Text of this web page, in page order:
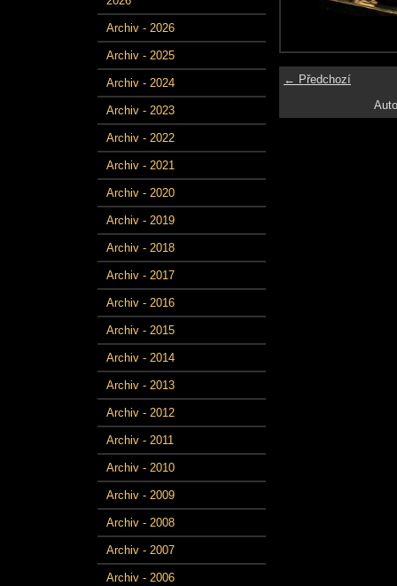
Archiv - 2026
Archiv - 2025
Archiv - 2024
Archiv - 2023
Archiv - 2022
Archiv - 2021
Archiv - 2020
Archiv - 2019
Archiv - 2018
Archiv - 2017
Archiv - 2016
Archiv - 2015
Archiv - 2014
Archiv - 2013
Archiv - 2012
Archiv - 2011
Archiv - 2010
Archiv - 2009
Archiv - 2008
Archiv - 2007
Archiv - 2006
← Předchozí